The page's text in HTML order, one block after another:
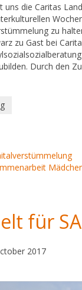
uns die Caritas
zu
zu Gast bei
Durch den
für
2017